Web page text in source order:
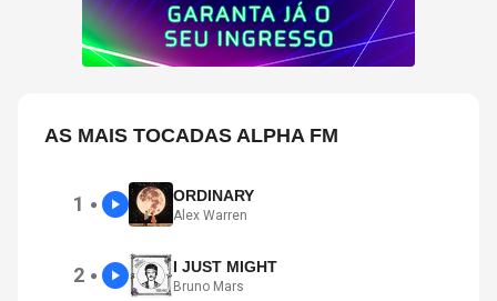
AS MAIS TOCADAS ALPHA FM
1 ● ORDINARY
Alex Warren
2 ● I JUST MIGHT
Bruno Mars